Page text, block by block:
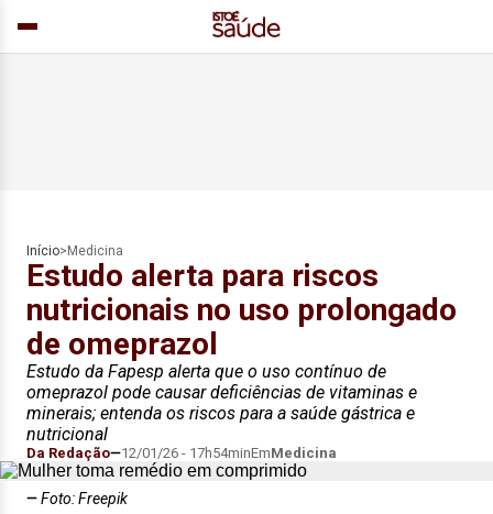
Início> Medicina
Estudo alerta para riscos
nutricionais no uso prolongado
de omeprazol
Estudo da Fapesp alerta que o uso contínuo de
omeprazol pode causar deficiências de vitaminas e
minerais; entenda os riscos para a saúde gástrica e
nutricional
Da Redação 12/01/26 - 17h54minEmMedicina
Foto: Freepik